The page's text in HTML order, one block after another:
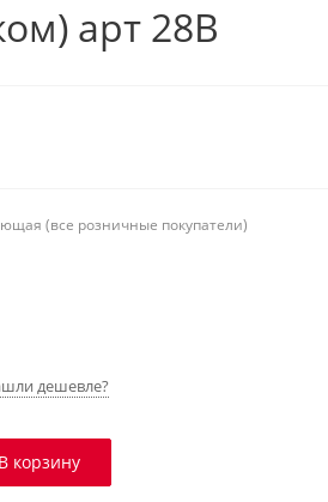
арт 28В
(все розничные покупатели)
дешевле?
В корзину